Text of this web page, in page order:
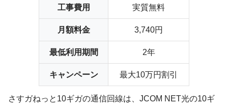
工事費用 実質無料
月額料金 3,740円
最低利用期間 2年
キャンペーン 最大10万円割引
さすガねっと10ギガの通信回線は、JCOM NET光の10ギ